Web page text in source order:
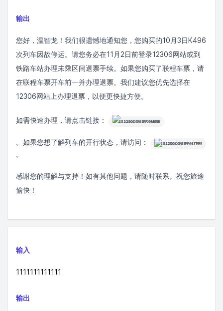
输出
您好，温智龙！我们很遗憾地通知您，您购买的10月3日K496
次列车因故停运。请您务必在11月2日前登录12306网站或到
铁路车站办理未乘区间退票手续。如果您购买了联程车票，请
在联程车票开车前一并办理退票。我们建议您优先选择在
12306网站上办理退票，以便更快捷方便。
如需快速办理，请点击链接： S.12306.CN/S/F/DMMRSP
。如果您想了解列车的开行状态，请访问： S.12306.CN/S/F/43TH7A
。
感谢您的理解与支持！如有其他问题，请随时联系。祝您旅途
愉快！
输入
1111111111111
输出